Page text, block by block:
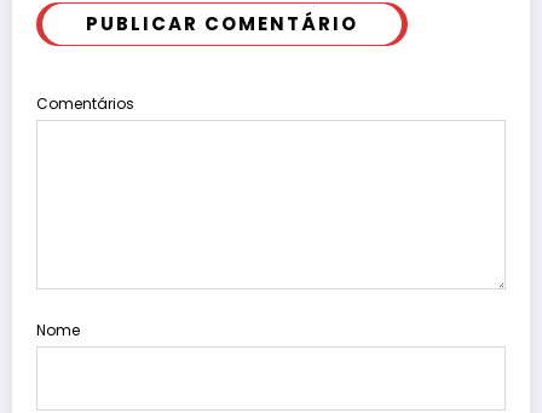
PUBLICAR COMENTÁRIO
Comentários
Nome